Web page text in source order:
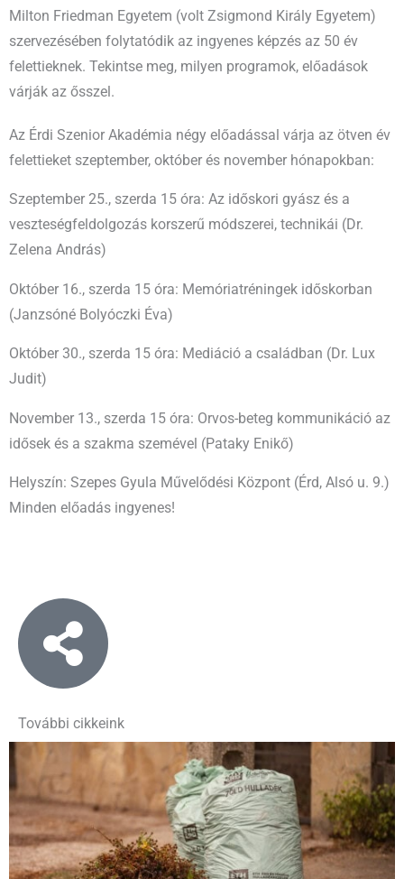
Milton Friedman Egyetem (volt Zsigmond Király Egyetem)
szervezésében folytatódik az ingyenes képzés az 50 év
felettieknek. Tekintse meg, milyen programok, előadások
várják az ősszel.
Az Érdi Szenior Akadémia négy előadással várja az ötven év
felettieket szeptember, október és november hónapokban:
Szeptember 25., szerda 15 óra: Az időskori gyász és a
veszteségfeldolgozás korszerű módszerei, technikái (Dr.
Zelena András)
Október 16., szerda 15 óra: Memóriatréningek időskorban
(Janzsóné Bolyóczki Éva)
Október 30., szerda 15 óra: Mediáció a családban (Dr. Lux
Judit)
November 13., szerda 15 óra: Orvos-beteg kommunikáció az
idősek és a szakma szemével (Pataky Enikő)
Helyszín: Szepes Gyula Művelődési Központ (Érd, Alsó u. 9.)
Minden előadás ingyenes!
További cikkeink